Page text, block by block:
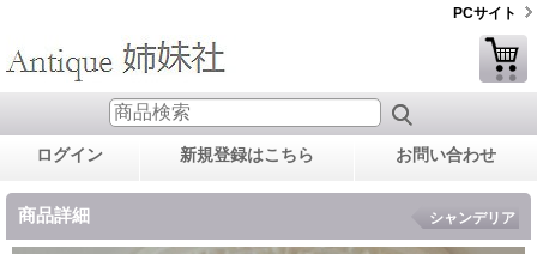
PCサイト
ログイン 新規登録はこちら お問い合わせ
商品詳細 シャンデリア